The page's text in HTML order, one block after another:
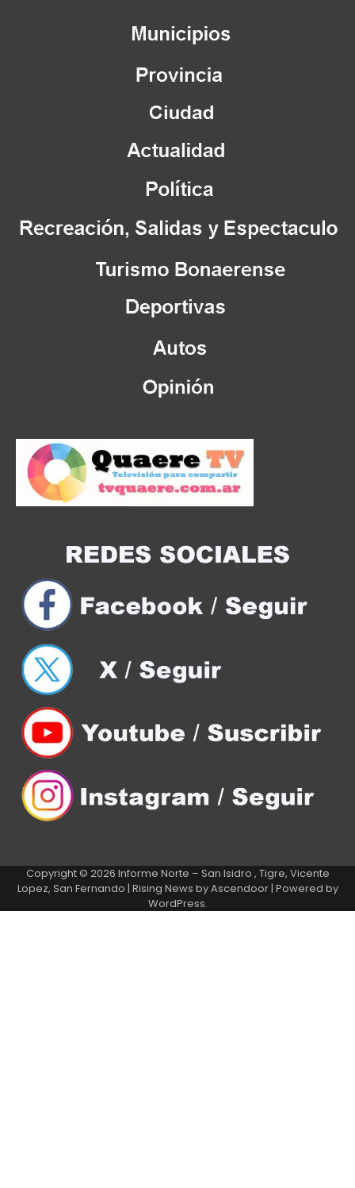
Copyright © 2026 Informe Norte – San Isidro , Tigre, Vicente
Lopez, San Fernando | Rising News byAscendoor| Powered by
WordPress.